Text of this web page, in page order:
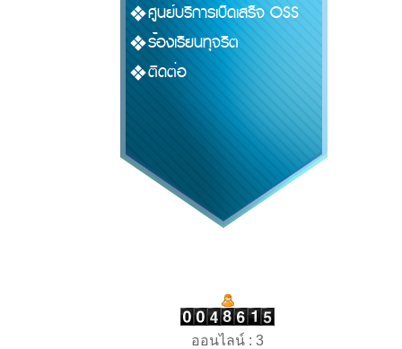
ศูนย์บริการเบ็ดเสร็จ OSS
ร้องเรียนทุจริต
ติดต่อ
ออนไลน์ : 3